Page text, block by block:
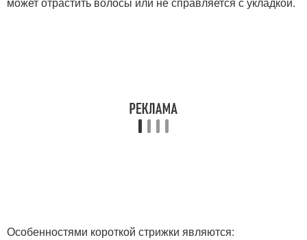
Особенностями короткой стрижки являются: